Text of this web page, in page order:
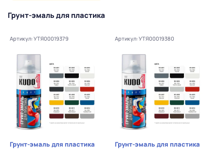
Грунт-эмаль для пластика
Артикул: УТЯ00019379
Грунт-эмаль для пластика
Артикул: УТЯ00019380
Грунт-эмаль для пластика